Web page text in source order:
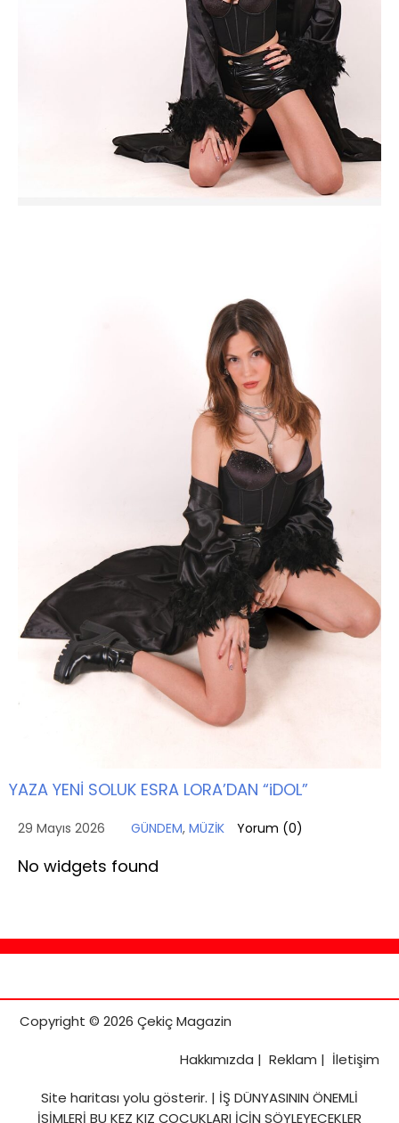
YAZA YENİ SOLUK ESRA LORA’DAN “iDOL”
29 Mayıs 2026 GÜNDEM, MÜZİK Yorum (0)
No widgets found
Copyright © 2026 Çekiç Magazin
Hakkımızda | Reklam | İletişim
Site haritasıyolu gösterir. | İŞ DÜNYASININ ÖNEMLİ
İSİMLERİ BU KEZ KIZ ÇOCUKLARI İÇİN SÖYLEYECEKLER